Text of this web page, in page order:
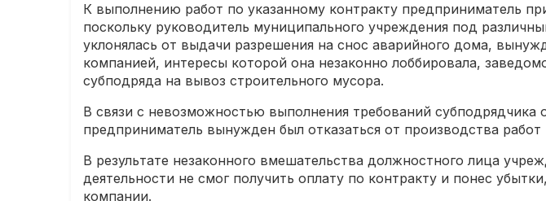
К выполнению работ по указанному контракту предприниматель
поскольку руководитель муниципального учреждения под
уклонялась от выдачи разрешения на снос аварийного дома,
компанией, интересы которой она незаконно лоббировала,
субподряда на вывоз строительного мусора.
В связи с невозможностью выполнения требований
предприниматель вынужден был отказаться от производства работ
В результате незаконного вмешательства должностного лица
деятельности не смог получить оплату по контракту и понес
компании.